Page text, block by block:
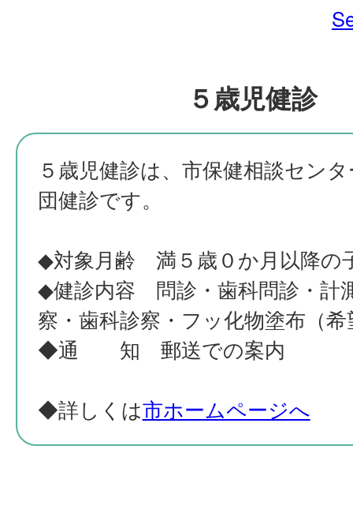
５歳児健診
５歳児健診は、市保健相談セン
団健診です。
◆対象月齢 満５歳０か月以降の
◆健診内容 問診・歯科問診・計
察・歯科診察・フッ化物塗布（希
◆通 知 郵送での案内
◆詳しくは市ホームページへ